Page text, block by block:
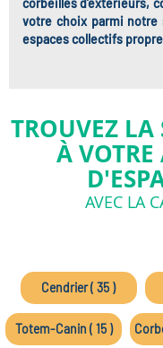
corbeilles d’extérieurs,
votre choix parmi notre
espaces collectifs
TROUVEZ
À
AVEC LA
Cendrier ( 35 )
Totem-Canin ( 15 )